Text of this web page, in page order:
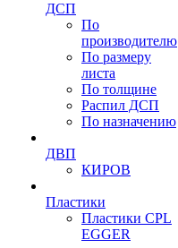
ДСП
По
производителю
По размеру
листа
По толщине
Распил ДСП
По назначению
ДВП
КИРОВ
Пластики
Пластики CPL
EGGER